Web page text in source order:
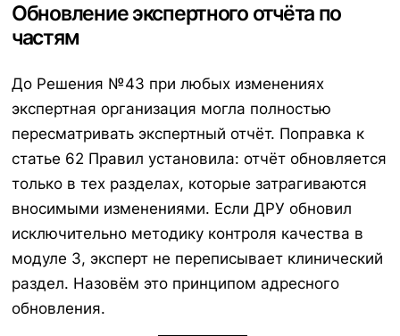
Обновление экспертного отчёта по
частям
До Решения №43 при любых изменениях
экспертная организация могла полностью
пересматривать экспертный отчёт. Поправка к
статье 62 Правил установила: отчёт обновляется
только в тех разделах, которые затрагиваются
вносимыми изменениями. Если ДРУ обновил
исключительно методику контроля качества в
модуле 3, эксперт не переписывает клинический
раздел. Назовём это принципом адресного
обновления.